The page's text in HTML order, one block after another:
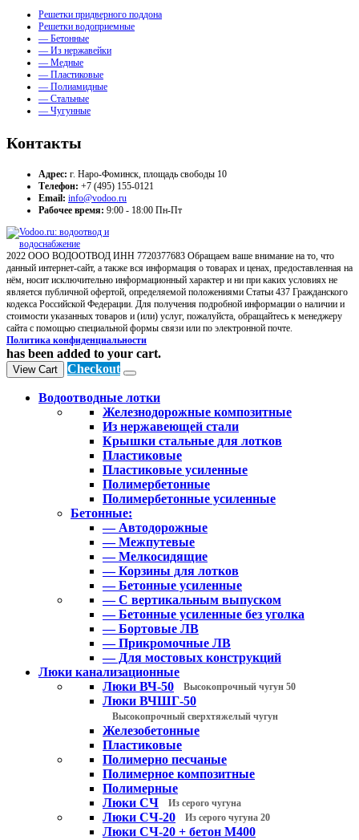
Решетки придверного поддона
Решетки водоприемные
— Бетонные
— Из нержавейки
— Медные
— Пластиковые
— Полиамидные
— Стальные
— Чугунные
Контакты
Адрес: г. Наро-Фоминск, площадь свободы 10
Телефон: +7 (495) 155-0121
Email: info@vodoo.ru
Рабочее время: 9:00 - 18:00 Пн-Пт
2022 ООО ВОДООТВОД ИНН 7720377683 Обращаем ваше внимание на то, что
данный интернет-сайт, а также вся информация о товарах и ценах, предоставленная на
нём, носит исключительно информационный характер и ни при каких условиях не
является публичной офертой, определяемой положениями Статьи 437 Гражданского
кодекса Российской Федерации. Для получения подробной информации о наличии и
стоимости указанных товаров и (или) услуг, пожалуйста, обращайтесь к менеджеру
сайта с помощью специальной формы связи или по электронной почте.
Политика конфиденциальности
has been added to your cart.
View Cart Checkout
Водоотводные лотки
Железнодорожные композитные
Из нержавеющей стали
Крышки стальные для лотков
Пластиковые
Пластиковые усиленные
Полимербетонные
Полимербетонные усиленные
Бетонные:
— Автодорожные
— Межпутевые
— Мелкосидящие
— Корзины для лотков
— Бетонные усиленные
— С вертикальным выпуском
— Бетонные усиленные без уголка
— Бортовые ЛВ
— Прикромочные ЛВ
— Для мостовых конструкций
Люки канализационные
Люки ВЧ-50
Высокопрочный чугун 50
Люки ВЧШГ-50
Высокопрочный сверхтяжелый чугун
Железобетонные
Пластиковые
Полимерно песчаные
Полимерное композитные
Полимерные
Люки СЧ
Из серого чугуна
Люки СЧ-20 Из серого чугуна 20
Люки СЧ-20 + бетон М400